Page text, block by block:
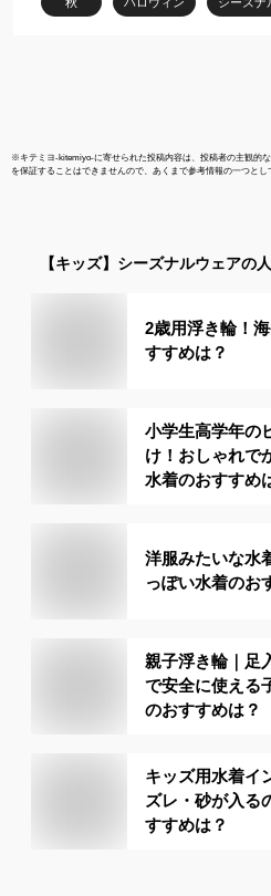
※キテミヨ-kitemiyo-に寄せられた投稿内容は、投稿者の主観的
を保証することはできませんので、あくまで参考情報の一つとし
【キッズ】 シーズナルウェアの
2歳用浮き輪！
すすめは？
小学生高学年の
け！おしゃれで
水着のおすすめ
洋服みたいな水
っぽい水着のお
親子浮き輪｜足
で安全に使える
のおすすめは？
キッズ用水着イ
ズレ・砂が入る
すすめは？